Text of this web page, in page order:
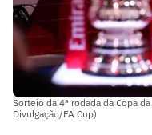
Sorteio da 4ª rodada da Copa
Divulgação/FA Cup)